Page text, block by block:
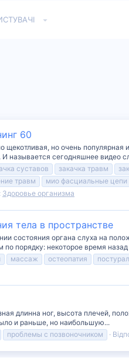
60
щекотливая, но очень популярная
называется сегодняшнее видео
суставов закачка травм
травм мио фасциальные цепи
Здоровье организма
тела в пространстве
состояния органа слуха на
порядку: некоторое время
массаж остеопатия
длинна ног, высота плечей,
и раньше, но наибольшую...
проблемы с позвоночником